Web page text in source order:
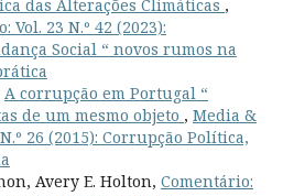
das Alterações Climáticas ,
23 N.º 42 (2023):
Social “ novos rumos na
A corrupção em Portugal “
de um mesmo objeto , Media &
26 (2015): Corrupção Política,
Avery E. Holton, Comentário: